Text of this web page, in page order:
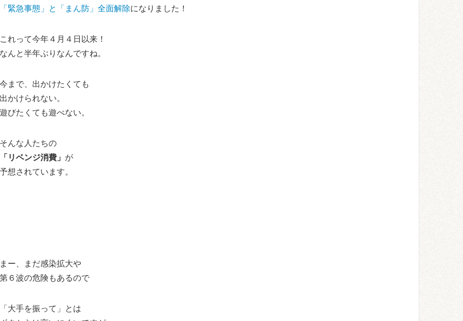
「緊急事態」と「まん防」全面解除になりました！
これって今年４月４日以来！
なんと半年ぶりなんですね。
今まで、出かけたくても
出かけられない。
遊びたくても遊べない。
そんな人たちの
「リベンジ消費」 が
予想されています。
まー、まだ感染拡大や
第６波の危険もあるので
「大手を振って」とは